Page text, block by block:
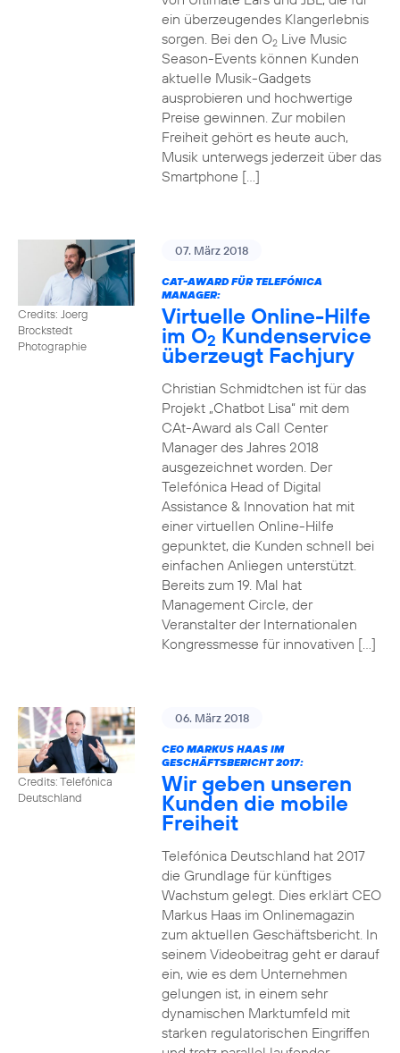
ein überzeugendes Klangerlebnis
sorgen. Bei den O2Live Music
Season-Events können Kunden
aktuelle Musik-Gadgets
ausprobieren und hochwertige
Preise gewinnen. Zur mobilen
Freiheit gehört es heute auch,
Musik unterwegs jederzeit über das
Smartphone […]
Credits: Joerg
Brockstedt
Photographie
07. März 2018
CAT-AWARD FÜR TELEFÓNICA
MANAGER:
Virtuelle Online-Hilfe
im O2 Kundenservice
überzeugt Fachjury
Christian Schmidtchen ist für das
Projekt „Chatbot Lisa“ mit dem
CAt-Award als Call Center
Manager des Jahres 2018
ausgezeichnet worden. Der
Telefónica Head of Digital
Assistance & Innovation hat mit
einer virtuellen Online-Hilfe
gepunktet, die Kunden schnell bei
einfachen Anliegen unterstützt.
Bereits zum 19. Mal hat
Management Circle, der
Veranstalter der Internationalen
Kongressmesse für innovativen […]
Credits: Telefónica
Deutschland
06. März 2018
CEO MARKUS HAAS IM
GESCHÄFTSBERICHT 2017:
Wir geben unseren
Kunden die mobile
Freiheit
Telefónica Deutschland hat 2017
die Grundlage für künftiges
Wachstum gelegt. Dies erklärt CEO
Markus Haas im Onlinemagazin
zum aktuellen Geschäftsbericht. In
seinem Videobeitrag geht er darauf
ein, wie es dem Unternehmen
gelungen ist, in einem sehr
dynamischen Marktumfeld mit
starken regulatorischen Eingriffen